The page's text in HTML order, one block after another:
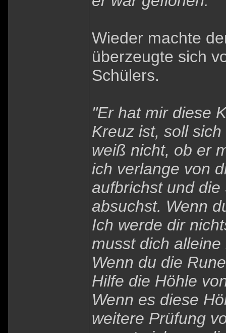
Wieder machte
überzeugte sich
Schülers.
"Er hat mir diese
Kreuz ist, soll
weiß nicht, ob er
ich verlange von
aufbrichst und
absuchst. Wenn
Ich werde dir
musst dich
Wenn du die
Hilfe die Höhle
Wenn es diese
weitere Prüfung